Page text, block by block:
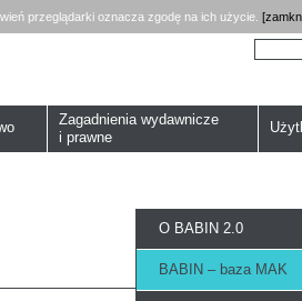
przeglądarki oznacza zgodę na ich użycie.
Szukaj:
Zagadnienia wydawnicze
i prawne
O BABIN 2.0
BABIN – baza MAK